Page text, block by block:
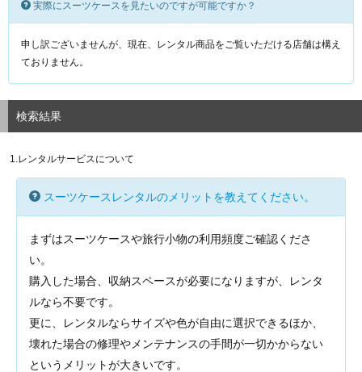
実際にスーツケースを見たいのですが可能ですか？
申し訳ございませんが、現在、レンタル商品をご覧いただける店舗は構え
ておりません。
検索結果
1.レンタルサービスについて
スーツケースレンタルのメリットを教えてください。
まずはスーツケースや旅行小物の利用頻度ご確認くださ
い。
購入した場合、収納スペースが必要になりますが、レンタ
ルなら不要です。
更に、レンタルならサイズや色が自由に選択できるほか、
壊れた場合の修理やメンテナンスの手間が一切かからない
というメリットが大きいです。